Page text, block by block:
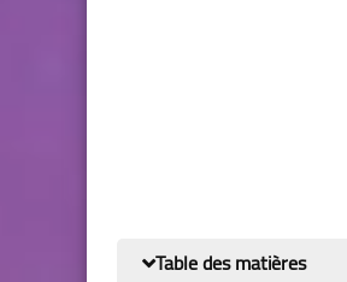
Table des matières